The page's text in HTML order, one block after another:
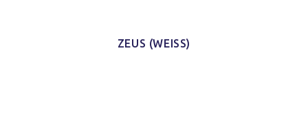
ZEUS (WEISS)